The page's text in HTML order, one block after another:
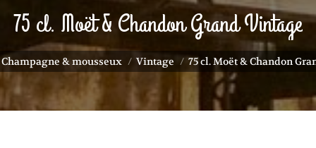
75 cl. Moët & Chandon Grand Vintage
Champagne & mousseux Vintage 75 cl. Moët & Chandon